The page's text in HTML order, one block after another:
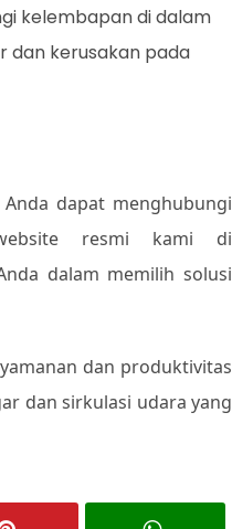
kelembapan di dalam
dan kerusakan pada
dapat menghubungi
resmi kami di
dalam memilih solusi
dan produktivitas
dan sirkulasi udara yang